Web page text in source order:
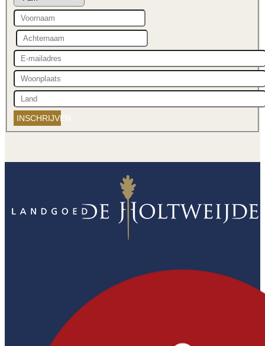
INSCHRIJVEN